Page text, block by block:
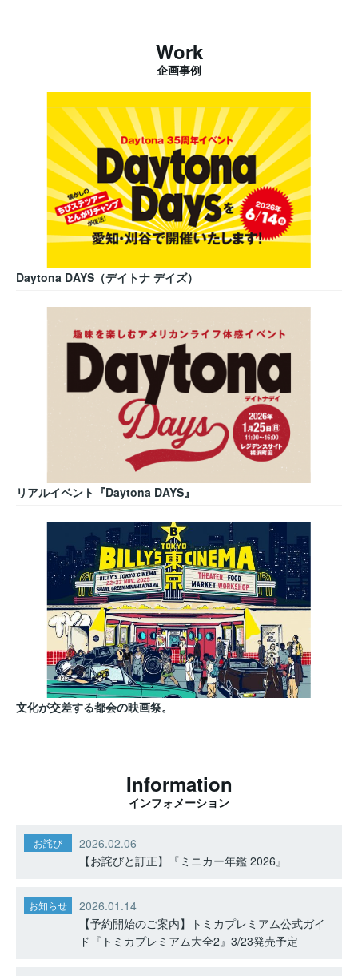
Work
企画事例
Daytona DAYS（デイトナ デイズ）
リアルイベント『Daytona DAYS』
文化が交差する都会の映画祭。
Information
インフォメーション
お詫び
2026.02.06
【お詫びと訂正】『ミニカー年鑑 2026』
お知らせ
2026.01.14
【予約開始のご案内】トミカプレミアム公式ガイ
ド『トミカプレミアム大全2』3/23発売予定